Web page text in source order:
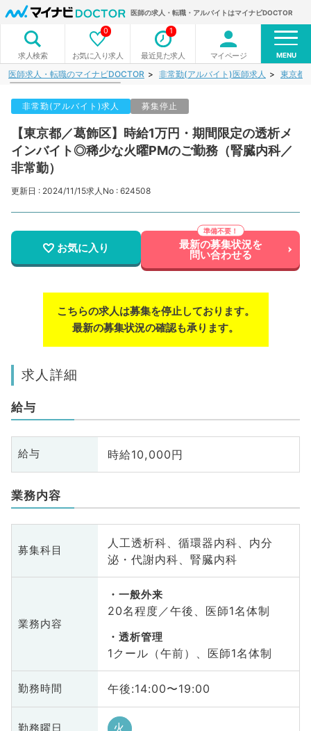
医師の求人・転職・アルバイトはマイナビDOCTOR
求人検索 お気に入り求人
0
最近見た求人
1
マイページ MENU
医師求人・転職のマイナビDOCTOR 非常勤(アルバイト)医師求人 東京都
非常勤(アルバイト)求人 募集停止
【東京都／葛飾区】時給1万円・期間限定の透析メ
インバイト◎稀少な火曜PMのご勤務（腎臓内科／
非常勤）
更新日 : 2024/11/15求人No : 624508
お気に入り 最新の募集状況を
問い合わせる
こちらの求人は募集を停止しております。
最新の募集状況の確認も承ります。
求人詳細
給与
給与 時給10,000円
業務内容
募集科目
人工透析科、循環器内科、内分
泌・代謝内科、腎臓内科
業務内容
一般外来
20名程度／午後、医師1名体制
透析管理
1クール（午前）、医師1名体制
勤務時間 午後:14:00〜19:00
勤務曜日